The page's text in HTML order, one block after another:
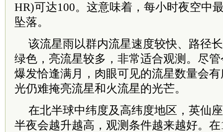
HR)可达100。这意味着，每小时夜空中
坠落。
该流星雨以群内流星速度较快、路径
绿色，亮流星较多，非常适合观测。尽
爆发恰逢满月，肉眼可见的流星数量会
光仍难掩亮流星和火流星的光芒。
在北半球中纬度及高纬度地区，英仙
半夜会越升越高，观测条件越来越好。